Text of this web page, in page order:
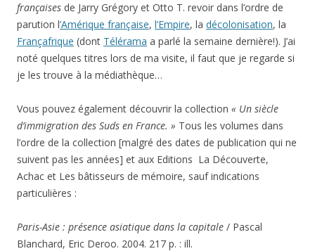
françaises de Jarry Grégory et Otto T. revoir dans l’ordre de
parution l’Amérique française, l’Empire, la décolonisation, la
Françafrique (dont Télérama a parlé la semaine dernière!). J’ai
noté quelques titres lors de ma visite, il faut que je regarde si
je les trouve à la médiathèque…
Vous pouvez également découvrir la collection « Un siècle
d’immigration des Suds en France. » Tous les volumes dans
l’ordre de la collection [malgré des dates de publication qui ne
suivent pas les années] et aux Editions La Découverte,
Achac et Les bâtisseurs de mémoire, sauf indications
particulières :
Paris-Asie : présence asiatique dans la capitale / Pascal
Blanchard, Eric Deroo. 2004. 217 p. : ill.